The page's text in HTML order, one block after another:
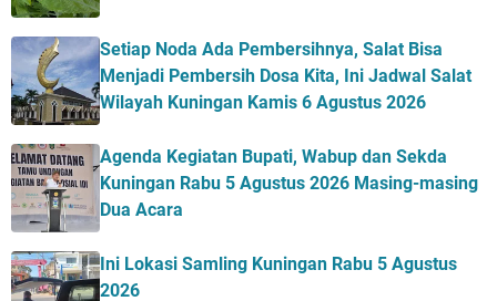
Setiap Noda Ada Pembersihnya, Salat Bisa
Menjadi Pembersih Dosa Kita, Ini Jadwal Salat
Wilayah Kuningan Kamis 6 Agustus 2026
Agenda Kegiatan Bupati, Wabup dan Sekda
Kuningan Rabu 5 Agustus 2026 Masing-masing
Dua Acara
Ini Lokasi Samling Kuningan Rabu 5 Agustus
2026